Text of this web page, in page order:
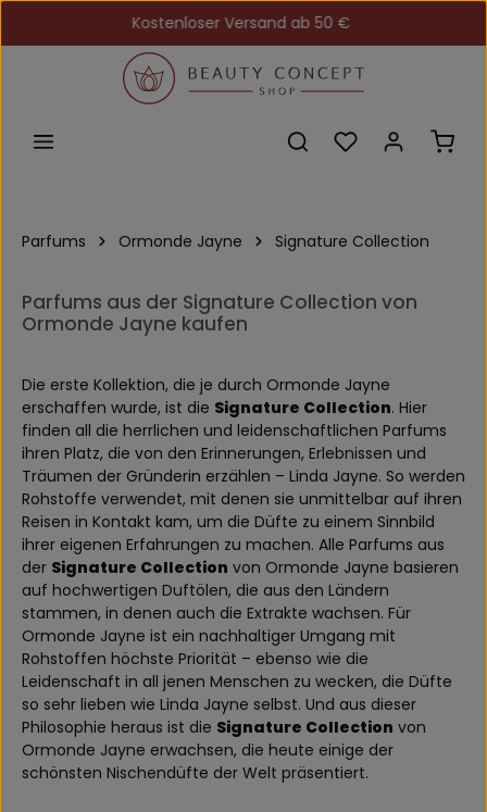
Zum Hauptinhalt springenKostenloser Versand ab 50 €
Du hast 0
Parfums Ormonde Jayne Signature Collection
Parfums aus der Signature Collection von
Ormonde Jayne kaufen
Die erste Kollektion, die je durch Ormonde Jayne
erschaffen wurde, ist die Signature Collection. Hier
finden all die herrlichen und leidenschaftlichen Parfums
ihren Platz, die von den Erinnerungen, Erlebnissen und
Träumen der Gründerin erzählen – Linda Jayne. So werden
Rohstoffe verwendet, mit denen sie unmittelbar auf ihren
Reisen in Kontakt kam, um die Düfte zu einem Sinnbild
ihrer eigenen Erfahrungen zu machen. Alle Parfums aus
der Signature Collection von Ormonde Jayne basieren
auf hochwertigen Duftölen, die aus den Ländern
stammen, in denen auch die Extrakte wachsen. Für
Ormonde Jayne ist ein nachhaltiger Umgang mit
Rohstoffen höchste Priorität – ebenso wie die
Leidenschaft in all jenen Menschen zu wecken, die Düfte
so sehr lieben wie Linda Jayne selbst. Und aus dieser
Philosophie heraus ist die Signature Collection von
Ormonde Jayne erwachsen, die heute einige der
schönsten Nischendüfte der Welt präsentiert.